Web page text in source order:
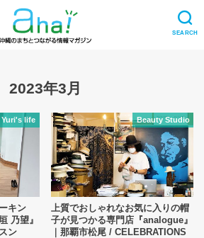
SEARCH
2023年3月
Yuri's life
キン
乃望』
ン
Beauty Studio
上質でおしゃれなお気に入りの帽
子が見つかる専門店『analogue』
｜那覇市松尾 / CELEBRATIONS